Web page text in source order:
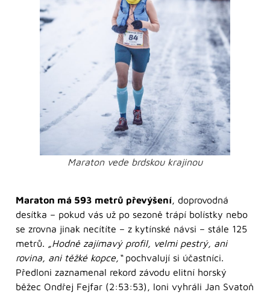
Maraton vede brdskou krajinou
Maraton má 593 metrů převýšení, doprovodná
desítka – pokud vás už po sezoně trápí bolístky nebo
se zrovna jinak necítíte – z kytínské návsi – stále 125
metrů. „Hodně zajímavý profil, velmi pestrý, ani
rovina, ani těžké kopce,“pochvalují si účastníci.
Předloni zaznamenal rekord závodu elitní horský
běžec Ondřej Fejfar (2:53:53), loni vyhráli Jan Svatoň